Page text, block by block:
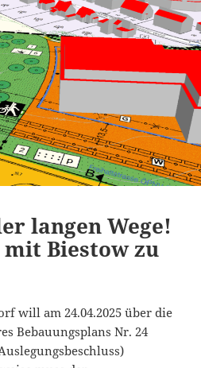
langen Wege!
mit Biestow zu
will am 24.04.2025 über die
Bebauungsplans Nr. 24